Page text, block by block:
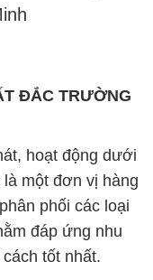
ĐẮC TRƯỜNG
hoạt động dưới
một đơn vị hàng
phối các loại
đáp ứng nhu
tốt nhất.